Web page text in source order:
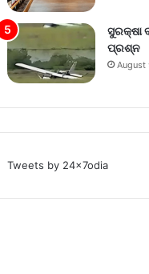
ସୁରକ୍ଷା
ପ୍ରଶ୍ନ
August
Tweets by 24x7odia